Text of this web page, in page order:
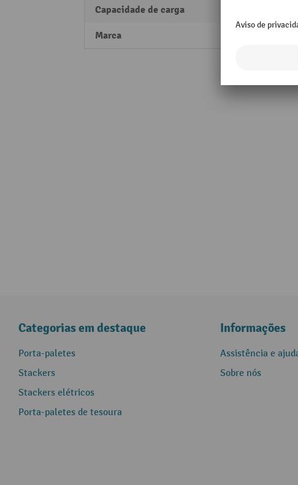
Capacidade de carga
Marca
Categorias em destaque
Porta-paletes
Stackers
Stackers elétricos
Porta-paletes de tesoura
Informações
Assistência e
Sobre nós